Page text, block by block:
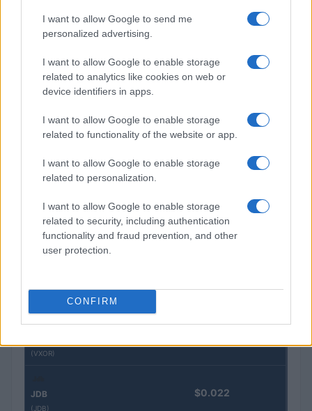
I want to allow Google to send me
personalized advertising.
I want to allow Google to enable storage
related to analytics like cookies on web or
device identifiers in apps.
I want to allow Google to enable storage
related to functionality of the website or app.
I want to allow Google to enable storage
related to personalization.
I want to allow Google to enable storage
related to security, including authentication
functionality and fraud prevention, and other
user protection.
CONFIRM
Eureka Bridged PAX
(PAXG)
Kinza Babylon Staked
(KBTC)
Steakhouse EURCV
Morpho Vault
$100,000,000,000,000.00
$0.032
(VXOR)
JDB
(JDB)
$0.022